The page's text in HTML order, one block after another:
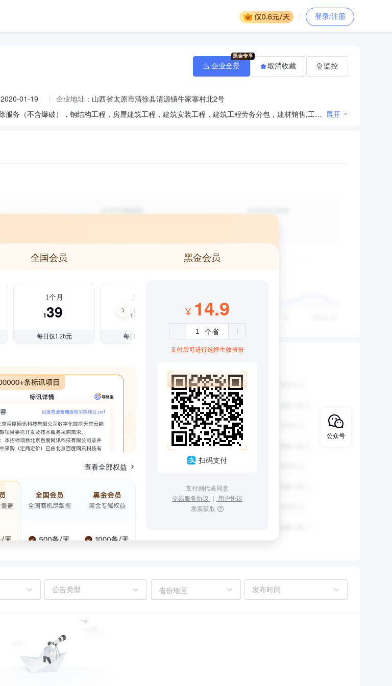
登录/注册
2020-01-19 企业地址： 山西省太原市清徐县清源镇牛家寨村北2号
房地产开发，房地产租赁经营，物业管理，建筑物拆除服务（不含爆破），钢结构工程，房屋建筑工程，建筑安装工程，建筑工程劳务分包，建材销售,工程机械设备租赁,会议会展服务,酒店管理。（依法须经批准的项目，经相关部门批准后方可开展经营活动） 展开
企业全景 取消收藏 监控
全国会员 黑金会员
1个月
¥39
每日仅1.26元
3个月
¥99
每日仅1.08元
查看全部权益
¥ 14.9
支付后可进行选择生效省份
扫码支付
支付则代表同意
交易服务协议 ｜ 用户协议
发票获取
省份地区
公众号